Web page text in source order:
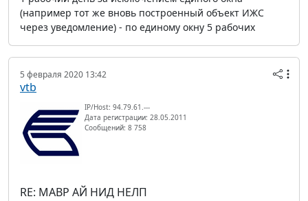
(например тот же вновь построенный объект ИЖС
через уведомление) - по единому окну 5 рабочих
5 февраля 2020 13:42
vtb
IP/Host: 94.79.61.---
Дата регистрации: 28.05.2011
Сообщений: 8 758
RE: МАВР АЙ НИД НЕЛП